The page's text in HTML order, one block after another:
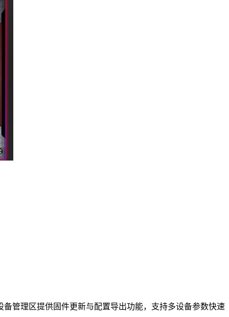
管理区提供固件更新与配置导出功能，支持多设备参数快速